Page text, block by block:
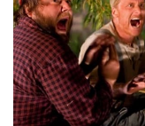
Seriály
Hry
Cool Esport